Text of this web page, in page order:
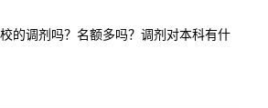
的调剂吗？名额多吗？调剂对本科有什